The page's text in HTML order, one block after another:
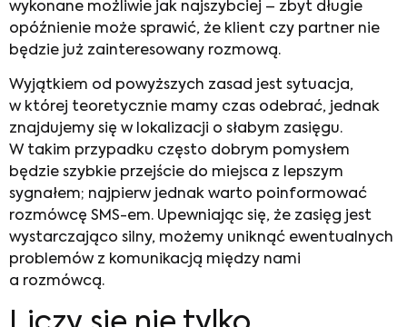
wykonane możliwie jak najszybciej – zbyt długie
opóźnienie może sprawić, że klient czy partner nie
będzie już zainteresowany rozmową.
Wyjątkiem od powyższych zasad jest sytuacja,
w której teoretycznie mamy czas odebrać, jednak
znajdujemy się w lokalizacji o słabym zasięgu.
W takim przypadku często dobrym pomysłem
będzie szybkie przejście do miejsca z lepszym
sygnałem; najpierw jednak warto poinformować
rozmówcę SMS-em. Upewniając się, że zasięg jest
wystarczająco silny, możemy uniknąć ewentualnych
problemów z komunikacją między nami
a rozmówcą.